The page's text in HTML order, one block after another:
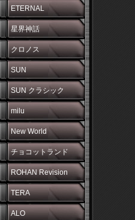
ETERNAL
星界神話
クロノス
SUN
SUN クラシック
milu
New World
チョコットランド
ROHAN Revision
TERA
ALO